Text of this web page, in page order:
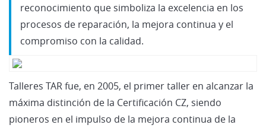
reconocimiento que simboliza la excelencia en los
procesos de reparación, la mejora continua y el
compromiso con la calidad.
Talleres TAR fue, en 2005, el primer taller en alcanzar la
máxima distinción de la Certificación CZ, siendo
pioneros en el impulso de la mejora continua de la